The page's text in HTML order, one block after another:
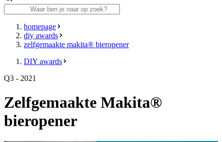
homepage
diy awards
zelfgemaakte makita® bieropener
DIY awards
Q3 - 2021
Zelfgemaakte Makita®
bieropener